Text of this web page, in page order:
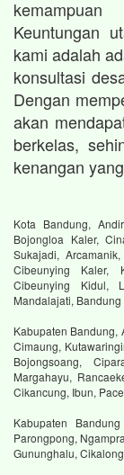
Keuntungan
kami adalah
konsultasi
Dengan
akan
berkelas,
kenangan
Kota Bandung,
Bojongloa Kaler,
Sukajadi,
Cibeunying Kaler,
Cibeunying Kidul,
Mandalajati,
Kabupaten Bandung,
Cimaung,
Bojongsoang,
Margahayu,
Cikancung, Ibun,
Kabupaten
Parongpong,
Gununghalu,